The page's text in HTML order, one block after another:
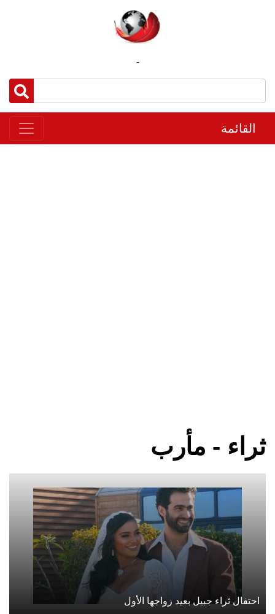
-
القائمة
ثراء - مأرب
احتفال ثراء جبيل بعيد زواجها الأول